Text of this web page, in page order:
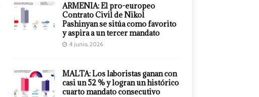
ARMENIA: El pro-europeo
Contrato Civil de Nikol
Pashinyan se sitúa como favorito
y aspira a un tercer mandato
4 junio, 2026
MALTA: Los laboristas ganan con
casi un 52 % y logran un histórico
cuarto mandato consecutivo